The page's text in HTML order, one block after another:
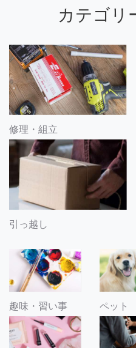
カテゴリ
修理・組立
引っ越し
趣味・習い事 ペット